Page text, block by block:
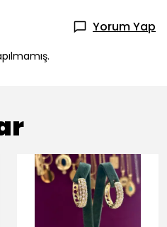
Yorum Yap